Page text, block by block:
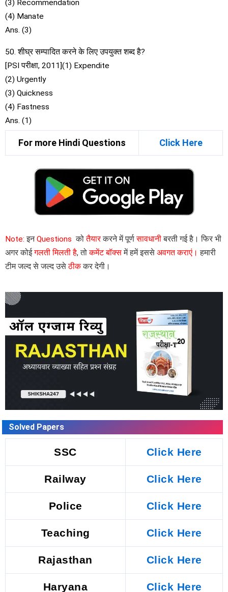
(3) Recommendation
(4) Manate
Ans. (3)
50. शीघ्र सम्पादित करने के लिए उपयुक्त शब्द है?
[PSI परीक्षा, 2011](1) Expendite
(2) Urgently
(3) Quickness
(4) Fastness
Ans. (1)
For more Hindi Questions Click Here
Note: इनQuestions कोतैयारकरने में पूर्णसावधानीबरती गई है। फिर भी
अगर कोईगलती मिलती है, तोकमेंट बॉक्समें हमें इससे अवगत कराएं। हमारी
टीम जल्द से जल्द उसेठीककर देगी।
Solved Papers
SSC Click Here
Railway Click Here
Police Click Here
Teaching Click Here
Rajasthan Click Here
Haryana Click Here